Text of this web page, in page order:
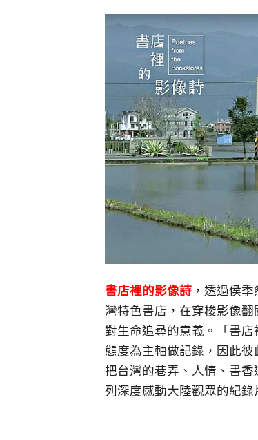
書店裡的影像詩 ，透過侯
灣特色書店，在穿梭影像
對生命追尋的意義。「書
態度為主軸做記錄，因此彼
把台灣的巷弄、人情、書香
列深度感動大陸觀眾的紀錄